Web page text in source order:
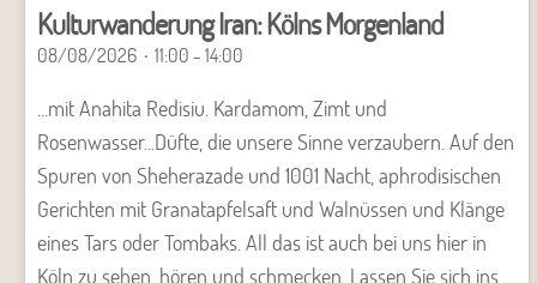
Kulturwanderung Iran: Kölns Morgenland
08/08/2026 11:00 - 14:00
...mit Anahita Redisiu. Kardamom, Zimt und
Rosenwasser...Düfte, die unsere Sinne verzaubern. Auf den
Spuren von Sheherazade und 1001 Nacht, aphrodisischen
Gerichten mit Granatapfelsaft und Walnüssen und Klänge
eines Tars oder Tombaks. All das ist auch bei uns hier in
Köln zu sehen, hören und schmecken. Lassen Sie sich ins